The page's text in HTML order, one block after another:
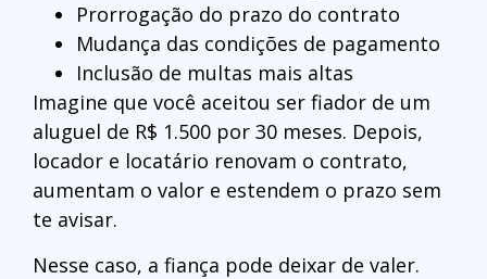
Prorrogação do prazo do contrato
Mudança das condições de pagamento
Inclusão de multas mais altas
Imagine que você aceitou ser fiador de um
aluguel de R$ 1.500 por 30 meses. Depois,
locador e locatário renovam o contrato,
aumentam o valor e estendem o prazo sem
te avisar.
Nesse caso, a fiança pode deixar de valer.